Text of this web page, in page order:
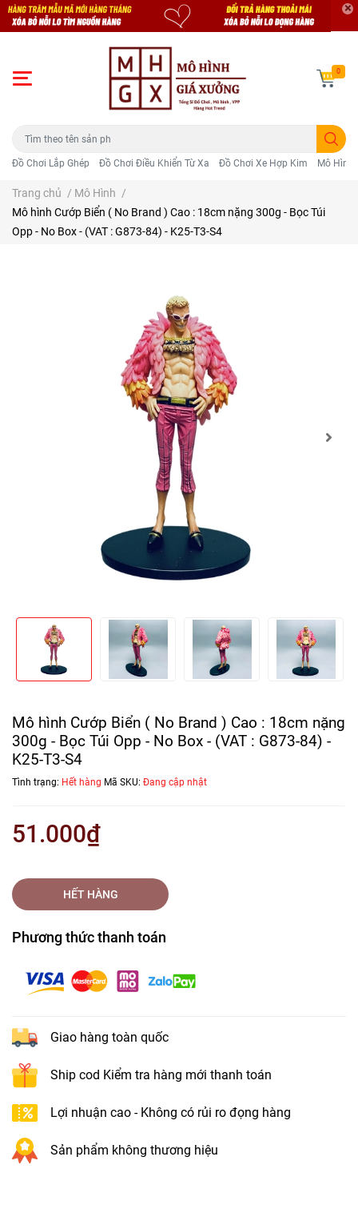
Đồ Chơi Lắp Ghép Đồ Chơi Điều Khiển Từ Xa Đồ Chơi Xe Hợp Kim Mô Hình
0
Trang chủ / Mô Hình /
Mô hình Cướp Biển ( No Brand ) Cao : 18cm nặng 300g - Bọc Túi
Opp - No Box - (VAT : G873-84) - K25-T3-S4
Mô hình Cướp Biển ( No Brand ) Cao : 18cm nặng
300g - Bọc Túi Opp - No Box - (VAT : G873-84) -
K25-T3-S4
Tình trạng: Hết hàng Mã SKU: Đang cập nhật
51.000₫
HẾT HÀNG
Phương thức thanh toán
Giao hàng toàn quốc
Ship cod Kiểm tra hàng mới thanh toán
Lợi nhuận cao - Không có rủi ro đọng hàng
Sản phẩm không thương hiệu